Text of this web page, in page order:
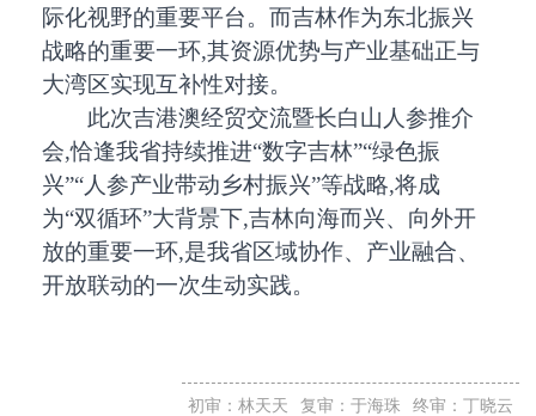
际化视野的重要平台。而吉林作为东北振兴
战略的重要一环,其资源优势与产业基础正与
大湾区实现互补性对接。
此次吉港澳经贸交流暨长白山人参推介
会,恰逢我省持续推进“数字吉林”“绿色振
兴”“人参产业带动乡村振兴”等战略,将成
为“双循环”大背景下,吉林向海而兴、向外开
放的重要一环,是我省区域协作、产业融合、
开放联动的一次生动实践。
初审：林天天 复审：于海珠 终审：丁晓云